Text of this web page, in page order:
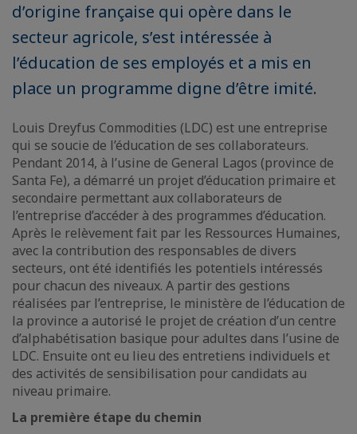
d’origine française qui opère dans le
secteur agricole, s’est intéressée à
l’éducation de ses employés et a mis en
place un programme digne d’être imité.
Louis Dreyfus Commodities (LDC) est une entreprise
qui se soucie de l’éducation de ses collaborateurs.
Pendant 2014, à l’usine de General Lagos (province de
Santa Fe), a démarré un projet d’éducation primaire et
secondaire permettant aux collaborateurs de
l’entreprise d’accéder à des programmes d’éducation.
Après le relèvement fait par les Ressources Humaines,
avec la contribution des responsables de divers
secteurs, ont été identifiés les potentiels intéressés
pour chacun des niveaux. A partir des gestions
réalisées par l’entreprise, le ministère de l’éducation de
la province a autorisé le projet de création d’un centre
d’alphabétisation basique pour adultes dans l’usine de
LDC. Ensuite ont eu lieu des entretiens individuels et
des activités de sensibilisation pour candidats au
niveau primaire.
La première étape du chemin